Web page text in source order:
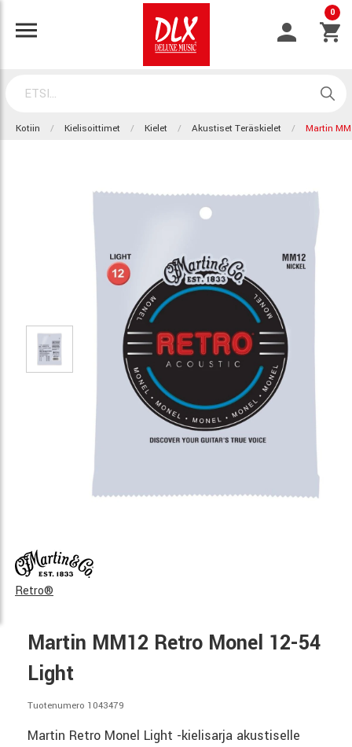
0
Kotiin Kielisoittimet Kielet Akustiset Teräskielet Martin
Retro®
Martin MM12 Retro Monel 12-54
Light
Tuotenumero 1043479
Martin Retro Monel Light -kielisarja akustiselle